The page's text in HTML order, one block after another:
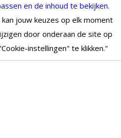
en de inhoud te bekijken.
kan jouw keuzes op elk moment
door onderaan de site op
instellingen" te klikken."